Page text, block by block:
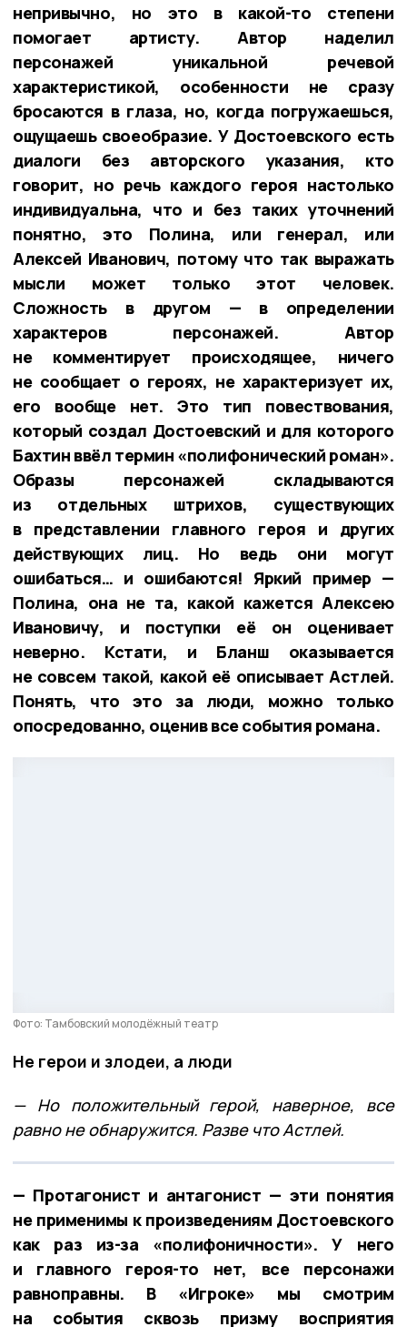
непривычно, но это в какой-то степени
помогает артисту. Автор наделил
персонажей уникальной речевой
характеристикой, особенности не сразу
бросаются в глаза, но, когда погружаешься,
ощущаешь своеобразие. У Достоевского есть
диалоги без авторского указания, кто
говорит, но речь каждого героя настолько
индивидуальна, что и без таких уточнений
понятно, это Полина, или генерал, или
Алексей Иванович, потому что так выражать
мысли может только этот человек.
Сложность в другом — в определении
характеров персонажей. Автор
не комментирует происходящее, ничего
не сообщает о героях, не характеризует их,
его вообще нет. Это тип повествования,
который создал Достоевский и для которого
Бахтин ввёл термин «полифонический роман».
Образы персонажей складываются
из отдельных штрихов, существующих
в представлении главного героя и других
действующих лиц. Но ведь они могут
ошибаться… и ошибаются! Яркий пример —
Полина, она не та, какой кажется Алексею
Ивановичу, и поступки её он оценивает
неверно. Кстати, и Бланш оказывается
не совсем такой, какой её описывает Астлей.
Понять, что это за люди, можно только
опосредованно, оценив все события романа.
Фото: Тамбовский молодёжный театр
Не герои и злодеи, а люди
— Но положительный герой, наверное, все
равно не обнаружится. Разве что Астлей.
— Протагонист и антагонист — эти понятия
не применимы к произведениям Достоевского
как раз из-за «полифоничности». У него
и главного героя-то нет, все персонажи
равноправны. В «Игроке» мы смотрим
на события сквозь призму восприятия